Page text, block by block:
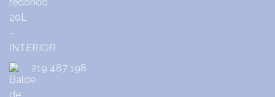
219 487 198